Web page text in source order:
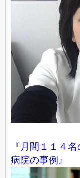
『月間１１４
病院の事例』